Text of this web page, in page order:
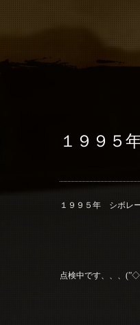
１９９５
１９９５年 シボレ
点検中です、、、